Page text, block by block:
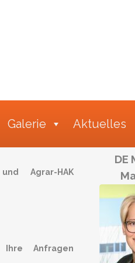
Galerie Aktuelles
Agrar-HAK
Anfragen
DE